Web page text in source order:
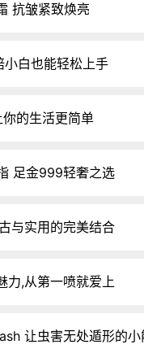
抗皱紧致焕亮
小白也能轻松上手
的生活更简单
足金999轻奢之选
与实用的完美结合
力,从第一喷就爱上
让虫害无处遁形的小